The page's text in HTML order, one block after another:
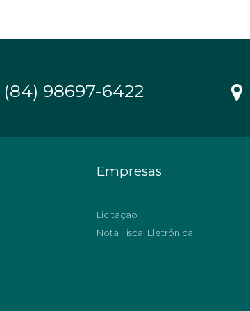
(84) 98697-6422
Empresas
Licitação
Nota Fiscal Eletrônica